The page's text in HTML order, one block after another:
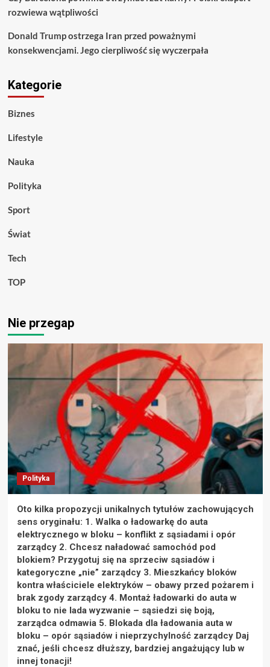
rozwiewa wątpliwości
Donald Trump ostrzega Iran przed poważnymi
konsekwencjami. Jego cierpliwość się wyczerpała
Kategorie
Biznes
Lifestyle
Nauka
Polityka
Sport
Świat
Tech
TOP
Nie przegap
Polityka
Oto kilka propozycji unikalnych tytułów zachowujących
sens oryginału: 1. Walka o ładowarkę do auta
elektrycznego w bloku – konflikt z sąsiadami i opór
zarządcy 2. Chcesz naładować samochód pod
blokiem? Przygotuj się na sprzeciw sąsiadów i
kategoryczne „nie” zarządcy 3. Mieszkańcy bloków
kontra właściciele elektryków – obawy przed pożarem i
brak zgody zarządcy 4. Montaż ładowarki do auta w
bloku to nie lada wyzwanie – sąsiedzi się boją,
zarządca odmawia 5. Blokada dla ładowania auta w
bloku – opór sąsiadów i nieprzychylność zarządcy Daj
znać, jeśli chcesz dłuższy, bardziej angażujący lub w
innej tonacji!